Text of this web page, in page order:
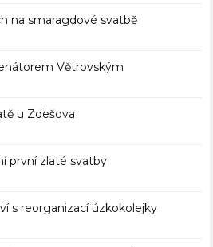
na smaragdové svatbě
Větrovským
u Zdešova
první zlaté svatby
s reorganizací úzkokolejky